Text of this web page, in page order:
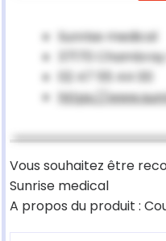
Sunrise medical
37170
02 47 55 44 00
https://
Vous souhaitez être
Sunrise medical
A propos du produit :